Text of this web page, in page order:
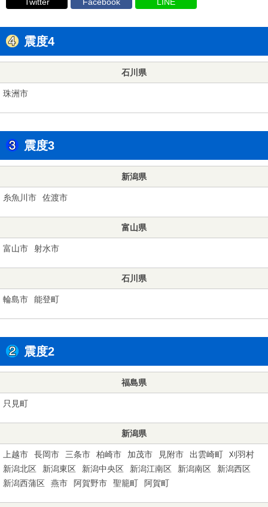
Twitter Facebook LINE
震度4
石川県
珠洲市
震度3
新潟県
糸魚川市 佐渡市
富山県
富山市 射水市
石川県
輪島市 能登町
震度2
福島県
只見町
新潟県
上越市 長岡市 三条市 柏崎市 加茂市 見附市 出雲崎町
刈羽村
新潟北区
新潟東区 新潟中央区 新潟江南区 新潟南区
新潟西区
新潟西蒲区
燕市 阿賀野市 聖籠町 阿賀町